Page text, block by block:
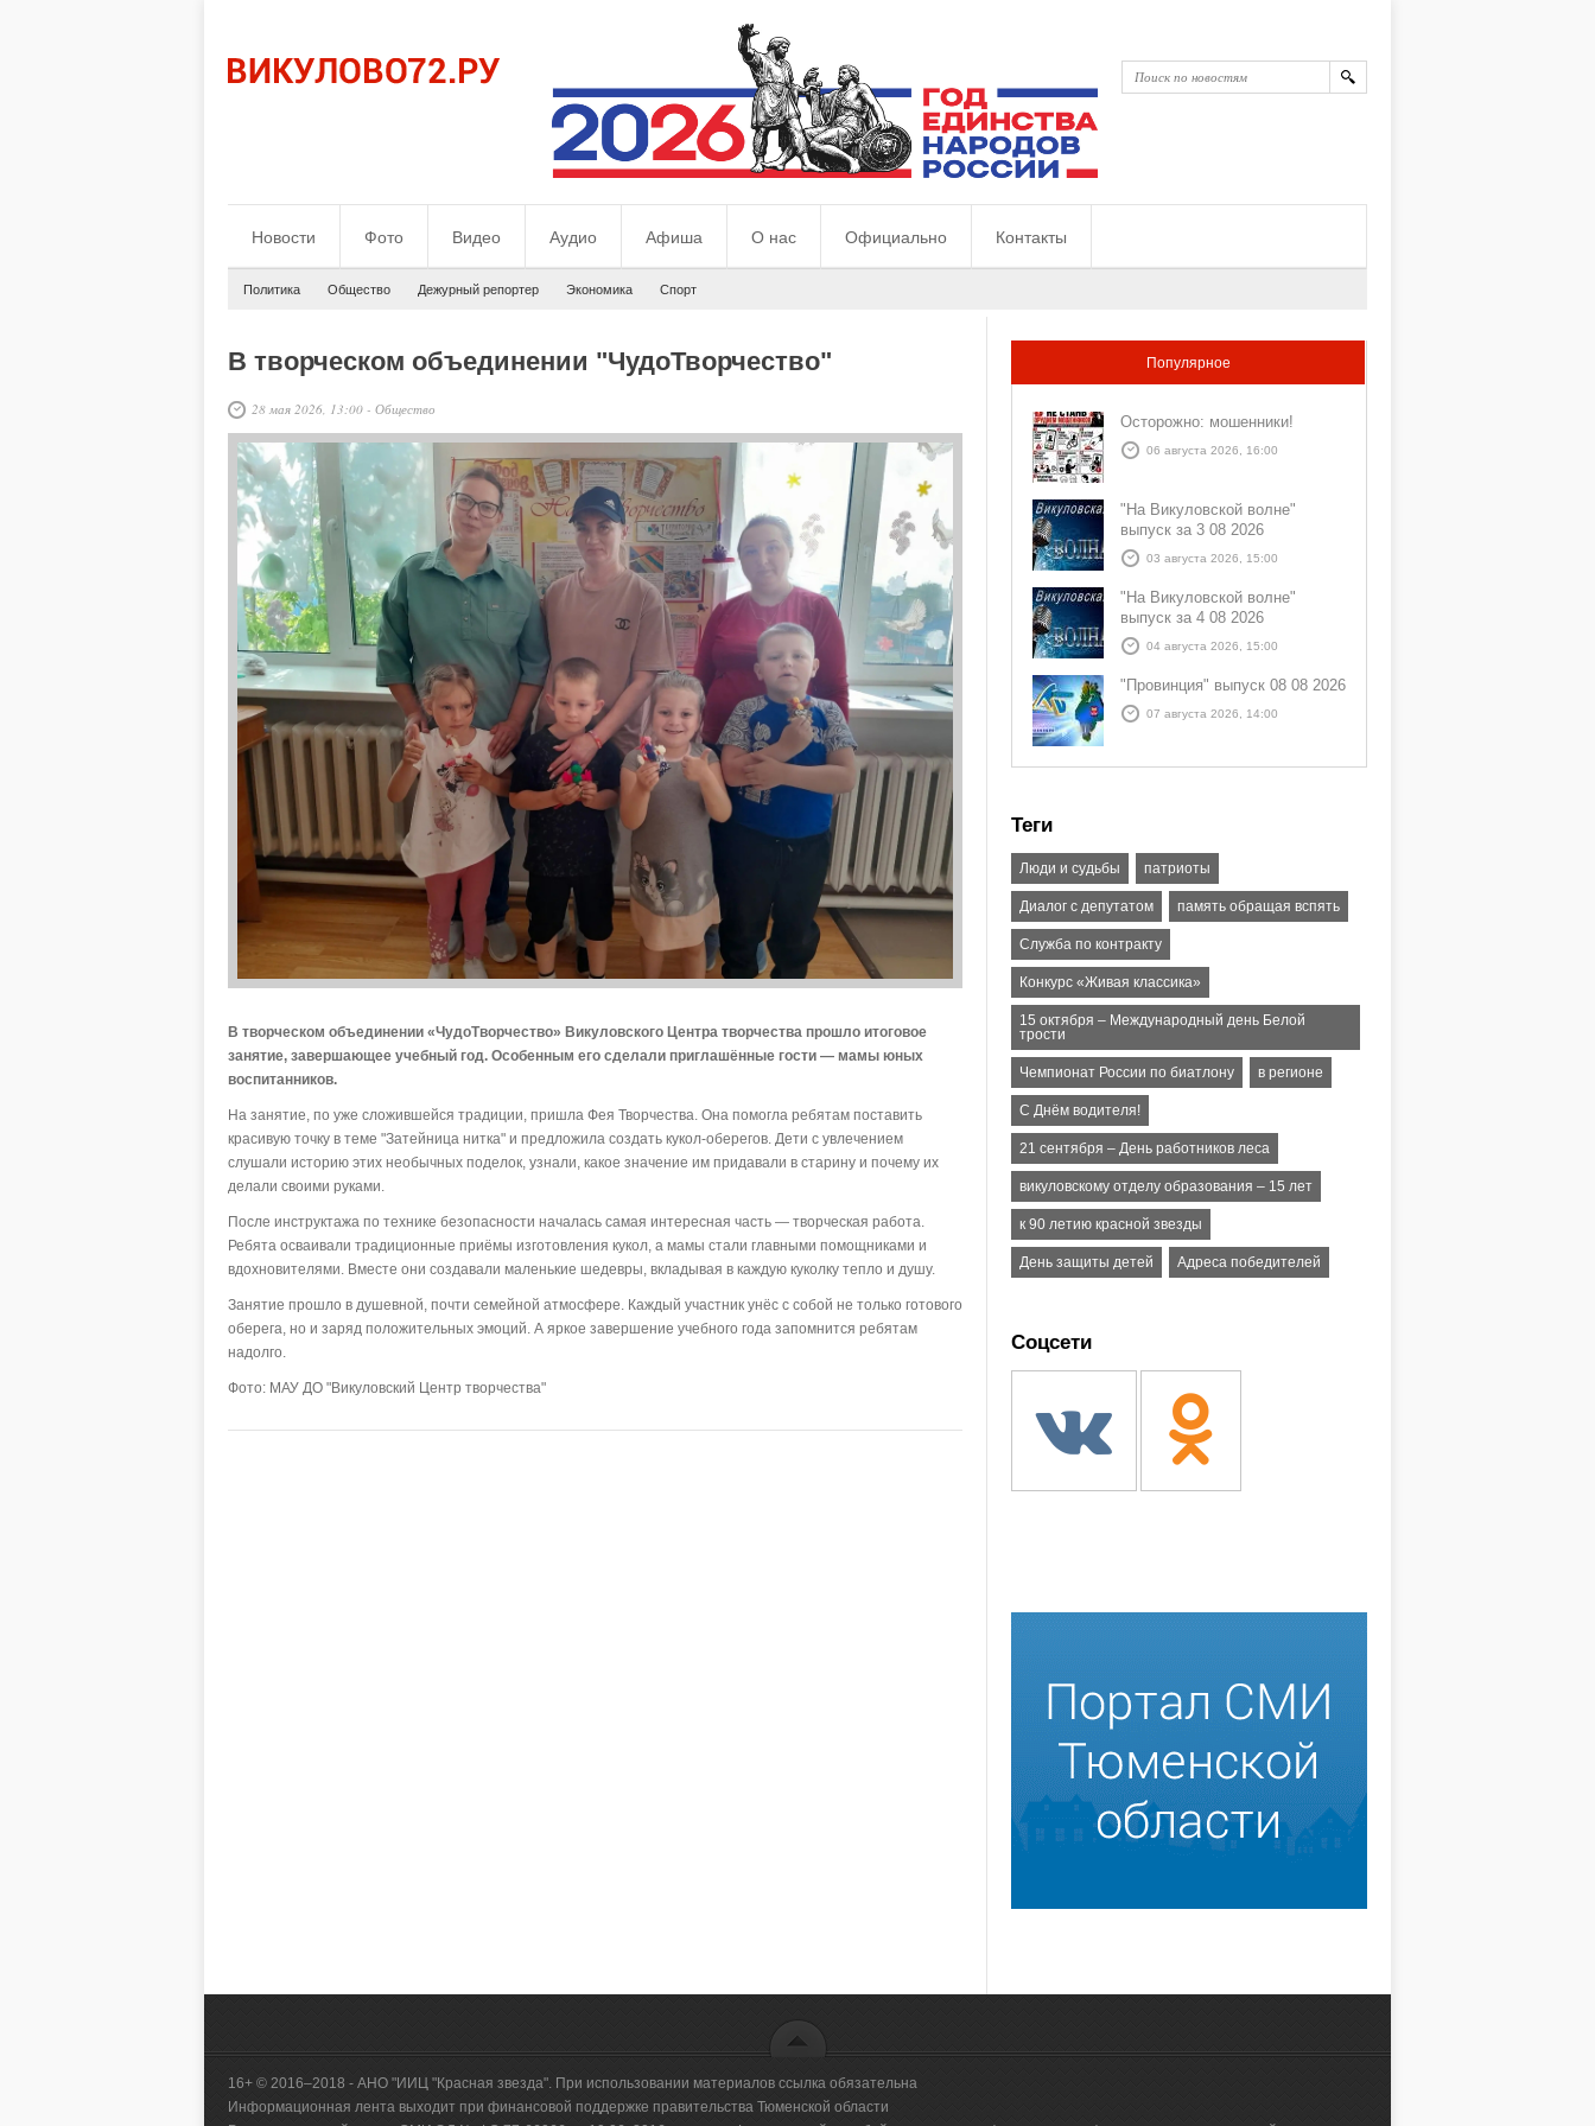
Новости Фото Видео Аудио Афиша О нас Официально Контакты
Политика Общество Дежурный репортер Экономика Спорт
В творческом объединении "ЧудоТворчество"
28 мая 2026, 13:00 - Общество
В творческом объединении «ЧудоТворчество» Викуловского Центра творчества прошло итоговое
занятие, завершающее учебный год. Особенным его сделали приглашённые гости — мамы юных
воспитанников.
На занятие, по уже сложившейся традиции, пришла Фея Творчества. Она помогла ребятам поставить
красивую точку в теме "Затейница нитка" и предложила создать кукол-оберегов. Дети с увлечением
слушали историю этих необычных поделок, узнали, какое значение им придавали в старину и почему их
делали своими руками.
После инструктажа по технике безопасности началась самая интересная часть — творческая работа.
Ребята осваивали традиционные приёмы изготовления кукол, а мамы стали главными помощниками и
вдохновителями. Вместе они создавали маленькие шедевры, вкладывая в каждую куколку тепло и душу.
Занятие прошло в душевной, почти семейной атмосфере. Каждый участник унёс с собой не только готового
оберега, но и заряд положительных эмоций. А яркое завершение учебного года запомнится ребятам
надолго.
Фото: МАУ ДО "Викуловский Центр творчества"
Популярное
Осторожно: мошенники!
06 августа 2026, 16:00
"На Викуловской волне"
выпуск за 3 08 2026
03 августа 2026, 15:00
"На Викуловской волне"
выпуск за 4 08 2026
04 августа 2026, 15:00
"Провинция" выпуск 08 08 2026
07 августа 2026, 14:00
Теги
Люди и судьбы патриоты
Диалог с депутатом память обращая вспять
Служба по контракту
Конкурс «Живая классика»
15 октября – Международный день Белой
трости
Чемпионат России по биатлону в регионе
С Днём водителя!
21 сентября – День работников леса
викуловскому отделу образования – 15 лет
к 90 летию красной звезды
День защиты детей Адреса победителей
Соцсети
16+ © 2016–2018 - АНО "ИИЦ "Красная звезда". При использовании материалов ссылка обязательна
Информационная лента выходит при финансовой поддержке правительства Тюменской области